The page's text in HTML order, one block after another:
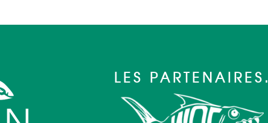
LES PARTENAIRES.